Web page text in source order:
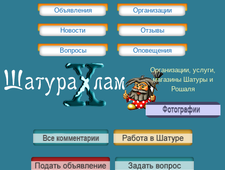
Объявления Организации
Новости Отзывы
Вопросы Оповещения
Организации, услуги,
магазины Шатуры и
Рошаля